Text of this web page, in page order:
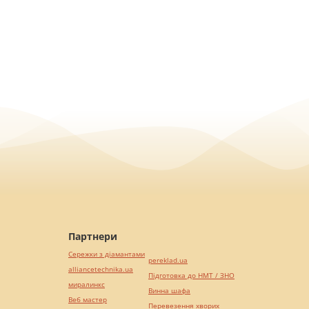
Партнери
Сережки з діамантами
alliancetechnika.ua
миралинкс
Веб мастер
pereklad.ua
Підготовка до НМТ / ЗНО
Винна шафа
Перевезення хворих